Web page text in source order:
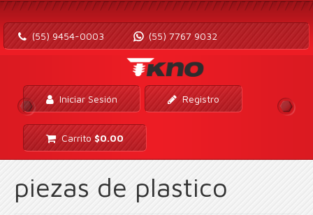
(55) 9454-0003 (55) 7767 9032
Iniciar Sesión Registro
Carrito $0.00
piezas de plastico